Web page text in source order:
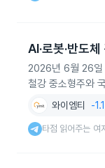
AI·로봇·반도
2026년 6월 26일
철강 중소형주와
와이엠티 -
타점 읽어주는 여